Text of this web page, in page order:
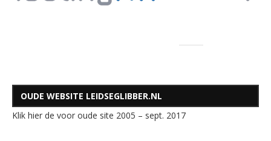
OUDE WEBSITE LEIDSEGLIBBER.NL
Klik hier de voor oude site 2005 – sept. 2017